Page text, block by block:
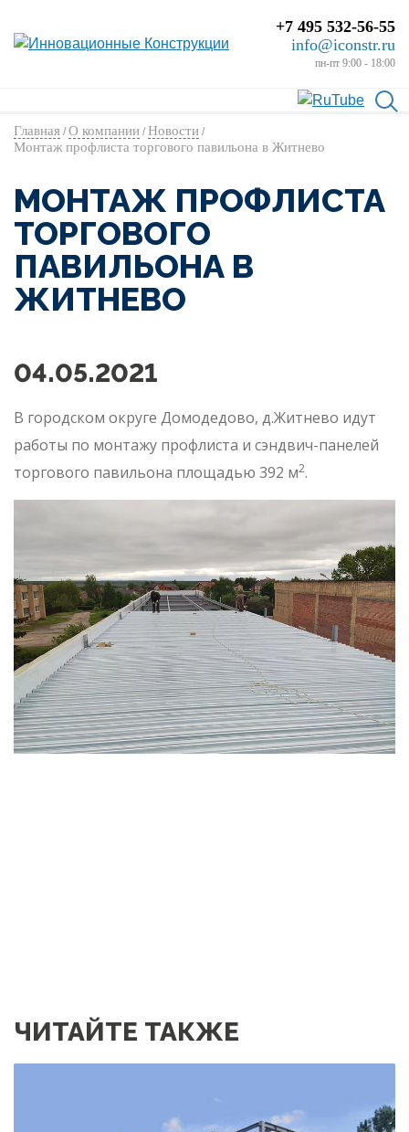
+7 495 532-56-55
info@iconstr.ru
пн-пт 9:00 - 18:00
Главная / О компании / Новости /
Монтаж профлиста торгового павильона в Житнево
МОНТАЖ ПРОФЛИСТА
ТОРГОВОГО
ПАВИЛЬОНА В
ЖИТНЕВО
04.05.2021
В городском округе Домодедово, д.Житнево идут
работы по монтажу профлиста и сэндвич-панелей
торгового павильона площадью 392 м2.
ЧИТАЙТЕ ТАКЖЕ